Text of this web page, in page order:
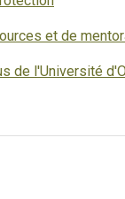
et de
de l'Université